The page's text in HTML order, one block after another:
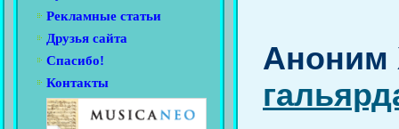
Рекламные статьи
Друзья сайта
Спасибо!
Контакты
Аноним